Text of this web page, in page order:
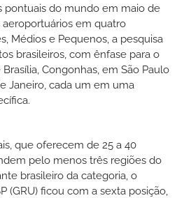
pontuais do mundo em maio de
aeroportuários em quatro
Médios e Pequenos, a pesquisa
brasileiros, com ênfase para o
Congonhas, em São Paulo
Janeiro, cada um em uma
que oferecem de 25 a 40
pelo menos três regiões do
brasileiro da categoria, o
(GRU) ficou com a sexta posição,